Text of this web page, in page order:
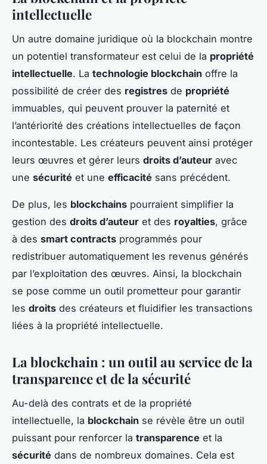
intellectuelle
Un autre domaine juridique où la blockchain montre
un potentiel transformateur est celui de la propriété
intellectuelle. La technologie blockchain offre la
possibilité de créer des registres de propriété
immuables, qui peuvent prouver la paternité et
l’antériorité des créations intellectuelles de façon
incontestable. Les créateurs peuvent ainsi protéger
leurs œuvres et gérer leurs droits d’auteur avec
une sécurité et une efficacité sans précédent.
De plus, les blockchains pourraient simplifier la
gestion des droits d’auteur et des royalties, grâce
à des smart contracts programmés pour
redistribuer automatiquement les revenus générés
par l’exploitation des œuvres. Ainsi, la blockchain
se pose comme un outil prometteur pour garantir
les droits des créateurs et fluidifier les transactions
liées à la propriété intellectuelle.
La blockchain : un outil au service de la
transparence et de la sécurité
Au-delà des contrats et de la propriété
intellectuelle, la blockchain se révèle être un outil
puissant pour renforcer la transparence et la
sécurité dans de nombreux domaines. Cela est